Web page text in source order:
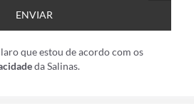
ENVIAR
que estou de acordo com os
da Salinas.